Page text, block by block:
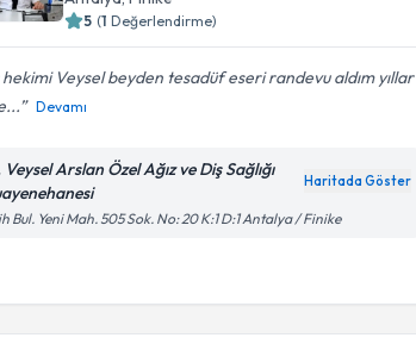
5 (1 Değerlendirme)
hekimi Veysel beyden tesadüf eseri randevu aldım yıllar
Devamı
Arslan Özel Ağız ve Diş Sağlığı
Haritada Göster
Bul. Yeni Mah. 505 Sok. No: 20 K:1 D:1 Antalya / Finike